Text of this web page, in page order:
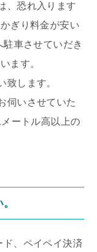
、恐れ入ります
ぎり料金が安い
車させていだき
ます。
致します。
伺いさせていた
ートル高以上の
、ペイペイ決済